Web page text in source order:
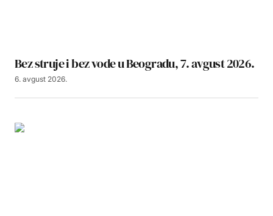
Bez struje i bez vode u Beogradu, 7. avgust 2026.
6. avgust 2026.